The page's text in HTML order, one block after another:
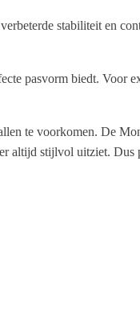
stabiliteit en
pasvorm biedt. Voor
te voorkomen. De
altijd stijlvol uitziet. Dus